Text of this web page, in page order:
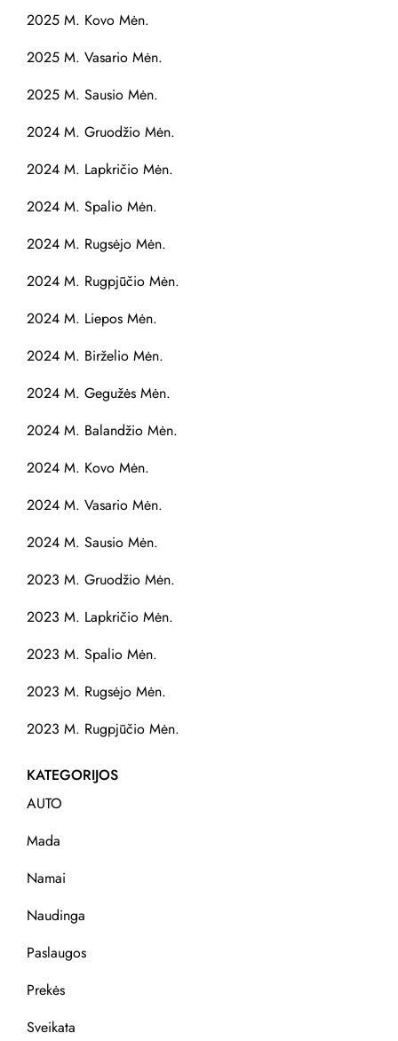
2025 M. Kovo Mėn.
2025 M. Vasario Mėn.
2025 M. Sausio Mėn.
2024 M. Gruodžio Mėn.
2024 M. Lapkričio Mėn.
2024 M. Spalio Mėn.
2024 M. Rugsėjo Mėn.
2024 M. Rugpjūčio Mėn.
2024 M. Liepos Mėn.
2024 M. Birželio Mėn.
2024 M. Gegužės Mėn.
2024 M. Balandžio Mėn.
2024 M. Kovo Mėn.
2024 M. Vasario Mėn.
2024 M. Sausio Mėn.
2023 M. Gruodžio Mėn.
2023 M. Lapkričio Mėn.
2023 M. Spalio Mėn.
2023 M. Rugsėjo Mėn.
2023 M. Rugpjūčio Mėn.
KATEGORIJOS
AUTO
Mada
Namai
Naudinga
Paslaugos
Prekės
Sveikata